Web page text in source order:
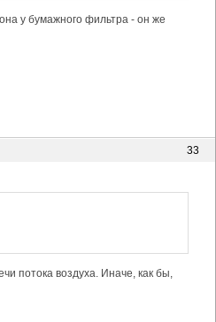
у бумажного фильтра - он же
33
потока воздуха. Иначе, как бы,